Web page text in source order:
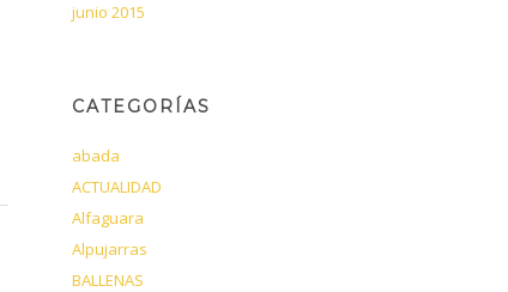
junio 2015
CATEGORÍAS
abada
ACTUALIDAD
Alfaguara
Alpujarras
BALLENAS